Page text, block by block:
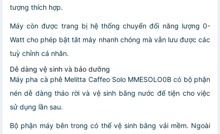
tượng thích hợp.
Máy còn được trang bị hệ thống chuyển đổi năng lượng 0-
Watt cho phép bật tắt máy nhanh chóng mà vẫn lưu được các
tuỳ chỉnh cá nhân.
Dễ dàng vệ sinh và bảo dưỡng
Máy pha cà phê Melitta Caffeo Solo MMESOLO0B có bộ phận
nén dễ dàng tháo rời và vệ sinh bằng nước để tiện cho việc
sử dụng lần sau.
Bộ phận máy bên trong có thể vệ sinh bằng vải mềm. Ngoài